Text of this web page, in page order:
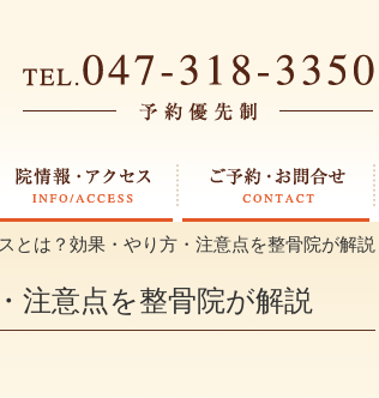
とは？効果・やり方・注意点を整骨院が解説
注意点を整骨院が解説